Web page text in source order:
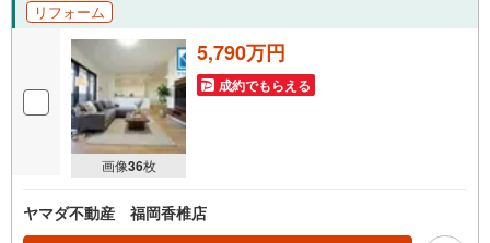
リフォーム
画像36枚
5,790万円
成約でもらえる
ヤマダ不動産 福岡香椎店